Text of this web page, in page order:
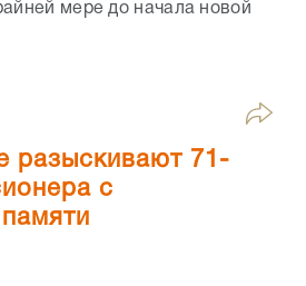
мере до начала новой
разыскивают 71-
с